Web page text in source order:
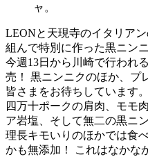
ャ。
LEONと天現寺のイタリア
組んで特別に作った黒ニン
今週13日から川崎で行われ
売！ 黒ニンニクのほか、プ
皆さまをお待ちしています。
四万十ポークの肩肉、モモ
ア岩塩、そして無二の黒ニ
理長キモいりのほかでは食
かも無添加！ これはなかな